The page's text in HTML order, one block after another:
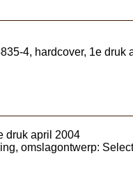
4, hardcover, 1e
druk april 2004
omslagontwerp: